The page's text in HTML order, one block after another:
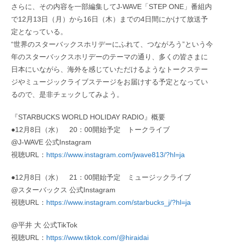
さらに、その内容を一部編集してJ-WAVE「STEP ONE」番組内
で12月13日（月）から16日（木）までの4日間にかけて放送予
定となっている。
“世界のスターバックスホリデーにふれて、つながろう”という今
年のスターバックスホリデーのテーマの通り、多くの皆さまに
日本にいながら、海外を感じていただけるようなトークステー
ジやミュージックライブステージをお届けする予定となってい
るので、是非チェックしてみよう。
『STARBUCKS WORLD HOLIDAY RADIO』概要
●12月8日（水） 20：00開始予定 トークライブ
@J‐WAVE 公式Instagram
視聴URL： https://www.instagram.com/jwave813/?hl=ja
●12月8日（水） 21：00開始予定 ミュージックライブ
@スターバックス 公式Instagram
視聴URL： https://www.instagram.com/starbucks_j/?hl=ja
@平井 大 公式TikTok
視聴URL： https://www.tiktok.com/@hiraidai